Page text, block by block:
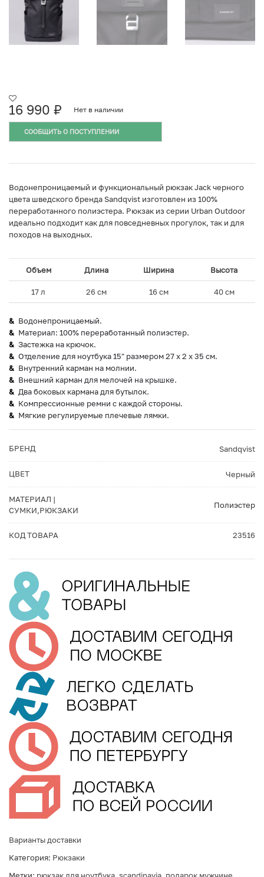
16 990 ₽ Нет в наличии
СООБЩИТЬ О ПОСТУПЛЕНИИ
Водонепроницаемый и функциональный рюкзак Jack черного
цвета шведского бренда Sandqvist изготовлен из 100%
переработанного полиэстера. Рюкзак из серии Urban Outdoor
идеально подходит как для повседневных прогулок, так и для
походов на выходных.
Объем Длина Ширина Высота
17 л 26 см 16 см 40 см
Водонепроницаемый.
Материал: 100% переработанный полиэстер.
Застежка на крючок.
Отделение для ноутбука 15" размером 27 х 2 х 35 см.
Внутренний карман на молнии.
Внешний карман для мелочей на крышке.
Два боковых кармана для бутылок.
Компрессионные ремни с каждой стороны.
Мягкие регулируемые плечевые лямки.
БРЕНД Sandqvist
ЦВЕТ Черный
МАТЕРИАЛ |
СУМКИ,РЮКЗАКИ
Полиэстер
КОД ТОВАРА 23516
Варианты доставки
Категория: Рюкзаки